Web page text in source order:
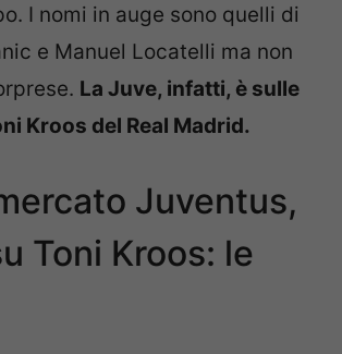
I nomi in auge sono quelli di
e Manuel Locatelli ma non
La Juve, infatti, è sulle
Kroos del Real Madrid.
Juventus,
Toni Kroos: le